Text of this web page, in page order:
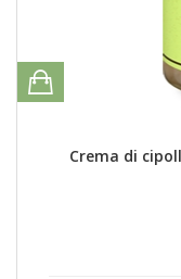
Crema di